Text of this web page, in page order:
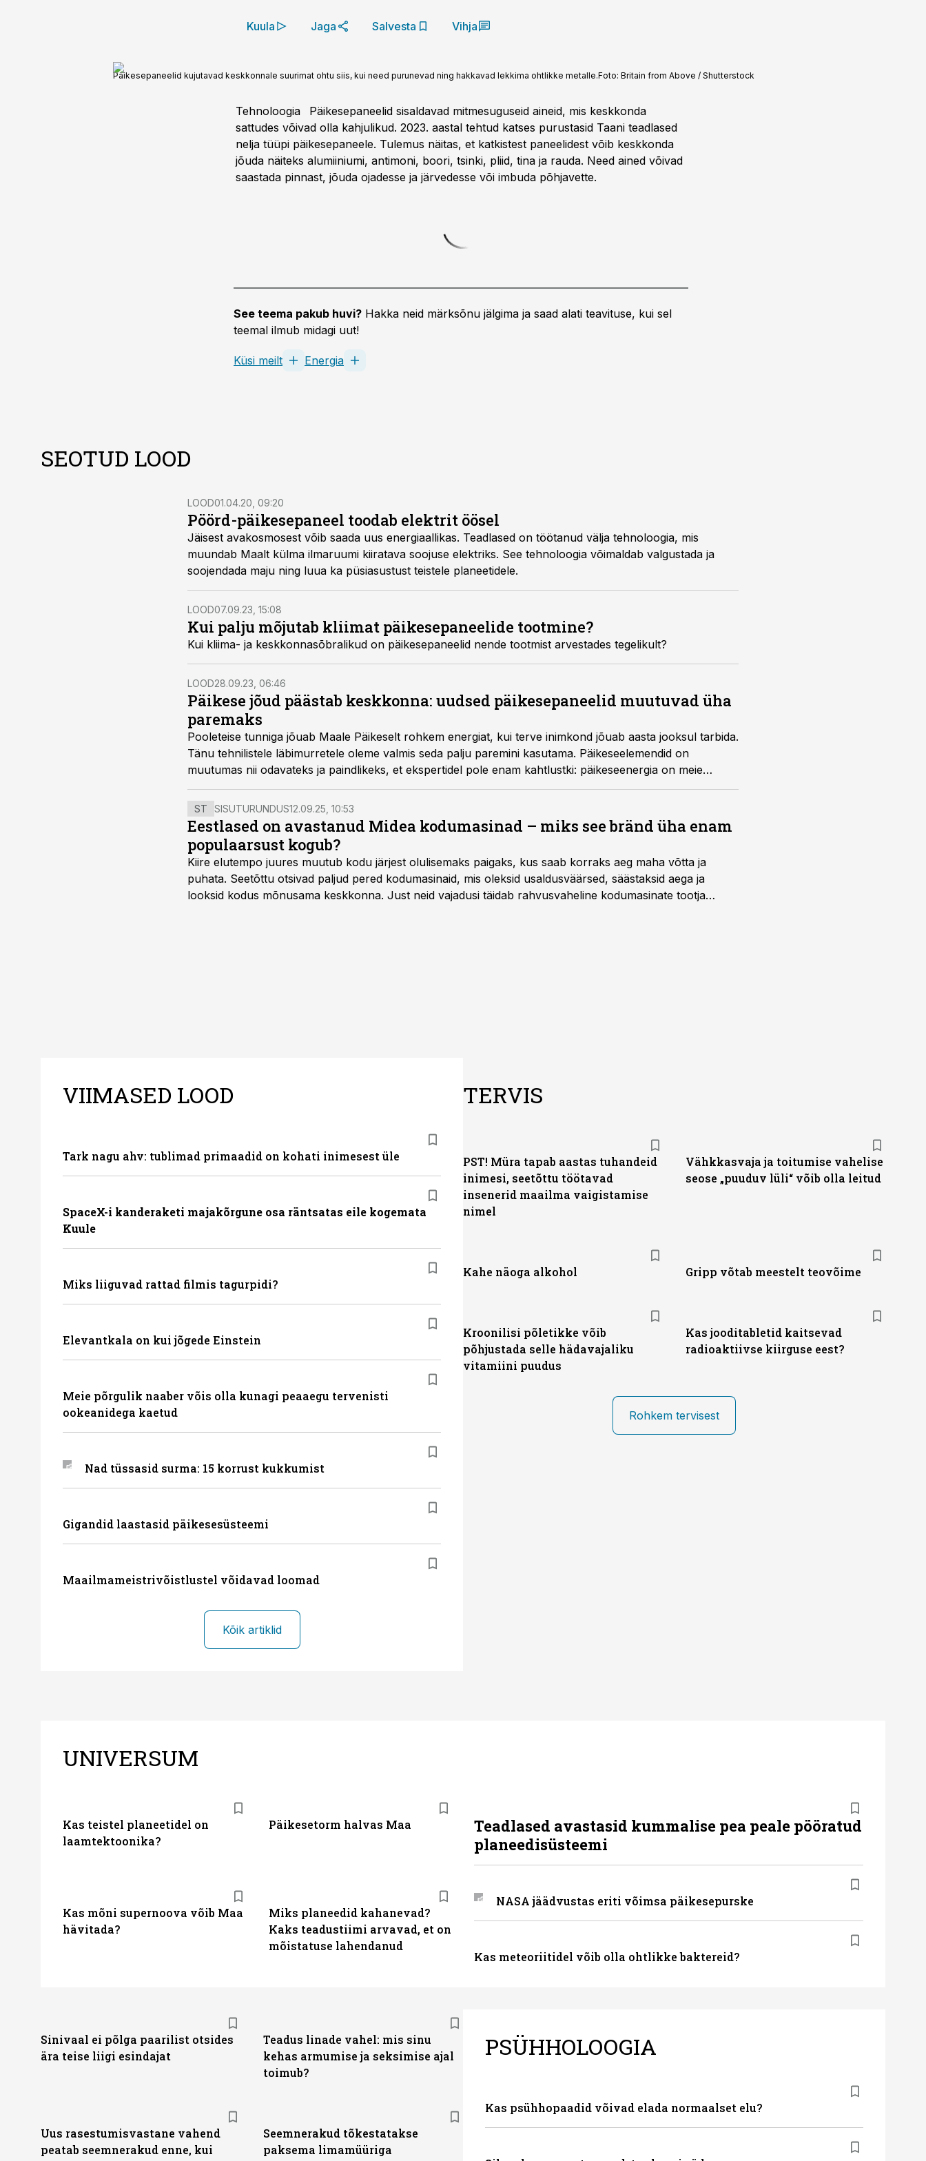
Kuula Jaga Salvesta Vihja
Päikesepaneelid kujutavad keskkonnale suurimat ohtu siis, kui need purunevad ning hakkavad lekkima ohtlikke metalle.Foto: Britain from Above / Shutterstock
Tehnoloogia Päikesepaneelid sisaldavad mitme­suguseid aineid, mis keskkonda
sattudes võivad olla kahjulikud. 2023. aastal tehtud katses purustasid Taani teadlased
nelja tüüpi päikesepaneele. Tulemus näitas, et katkistest paneelidest võib kesk­konda
jõuda näiteks alumiiniumi, antimoni, boori, tsinki, pliid, tina ja rauda. Need ained võivad
saastada pinnast, jõuda ojadesse ja järvedesse või imbuda põhjavette.
See teema pakub huvi? Hakka neid märksõnu jälgima ja saad alati teavituse, kui sel
teemal ilmub midagi uut!
Küsi meilt Energia
SEOTUD LOOD
LOOD01.04.20, 09:20
Pöörd-päikesepaneel toodab elektrit öösel
Jäisest avakosmosest võib saada uus energiaallikas. Teadlased on töötanud välja tehnoloogia, mis
muundab Maalt külma ilmaruumi kiiratava soojuse elektriks. See tehnoloogia võimaldab valgustada ja
soojendada maju ning luua ka püsiasustust teistele planeetidele.
LOOD07.09.23, 15:08
Kui palju mõjutab kliimat päikesepaneelide tootmine?
Kui kliima- ja keskkonnasõbralikud on päikesepaneelid nende tootmist arvestades tegelikult?
LOOD28.09.23, 06:46
Päikese jõud päästab keskkonna: uudsed päikesepaneelid muutuvad üha
paremaks
Pooleteise tunniga jõuab Maale Päikeselt rohkem energiat, kui terve inimkond jõuab aasta jooksul tarbida.
Tänu tehnilistele läbimurretele oleme valmis seda palju paremini kasutama. Päikeseelemendid on
muutumas nii odavateks ja paindlikeks, et ekspertidel pole enam kahtlustki: päikeseenergia on meie
trumpkaart teel keskkonna­sõbralikuma tuleviku poole.
ST SISUTURUNDUS12.09.25, 10:53
Eestlased on avastanud Midea kodumasinad – miks see bränd üha enam
populaarsust kogub?
Kiire elutempo juures muutub kodu järjest olulisemaks paigaks, kus saab korraks aeg maha võtta ja
puhata. Seetõttu otsivad paljud pered kodumasinaid, mis oleksid usaldusväärsed, säästaksid aega ja
looksid kodus mõnusama keskkonna. Just neid vajadusi täidab rahvusvaheline kodumasinate tootja
VIIMASED LOOD
Tark nagu ahv: tublimad primaadid on kohati inimesest üle
SpaceX-i kanderaketi majakõrgune osa räntsatas eile kogemata
Kuule
Miks liiguvad rattad filmis tagurpidi?
Elevantkala on kui jõgede Einstein
Meie põrgulik naaber võis olla kunagi peaaegu tervenisti
ookeanidega kaetud
Nad tüssasid surma: 15 korrust kukkumist
Gigandid laastasid päikesesüsteemi
Maailmameistrivõistlustel võidavad loomad
Kõik artiklid
TERVIS
PST! Müra tapab aastas tuhandeid
inimesi, seetõttu töötavad
insenerid maailma vaigistamise
nimel
Vähkkasvaja ja toitumise vahelise
seose „puuduv lüli“ võib olla leitud
Kahe näoga alkohol Gripp võtab meestelt teovõime
Kroonilisi põletikke võib
põhjustada selle hädavajaliku
vitamiini puudus
Kas jooditabletid kaitsevad
radioaktiivse kiirguse eest?
Rohkem tervisest
UNIVERSUM
Kas teistel planeetidel on
laamtektoonika?
Päikesetorm halvas Maa
Teadlased avastasid kummalise pea peale pööratud
planeedisüsteemi
NASA jäädvustas eriti võimsa päikesepurske
Kas meteoriitidel võib olla ohtlikke baktereid?
Kas mõni supernoova võib Maa
hävitada?
Miks planeedid kahanevad?
Kaks teadustiimi arvavad, et on
mõistatuse lahendanud
Sinivaal ei põlga paarilist otsides
ära teise liigi esindajat
Teadus linade vahel: mis sinu
kehas armumise ja seksimise ajal
toimub?
Uus rasestumisvastane vahend
peatab seemnerakud enne, kui
Seemnerakud tõkestatakse
paksema limamüüriga
PSÜHHOLOOGIA
Kas psühhopaadid võivad elada normaalset elu?